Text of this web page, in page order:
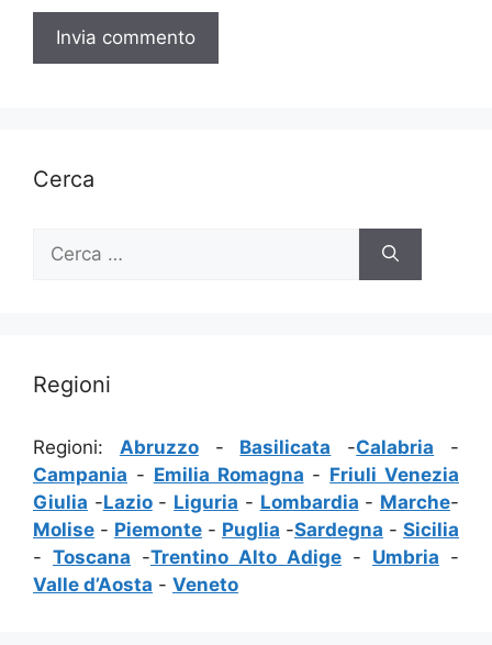
Cerca
per:
Regioni
Regioni: Abruzzo- Basilicata -Calabria -
Campania - Emilia Romagna - Friuli Venezia
Giulia -Lazio- Liguria - Lombardia - Marche-
Molise - Piemonte - Puglia -Sardegna - Sicilia
- Toscana -Trentino Alto Adige - Umbria -
Valle d’Aosta - Veneto